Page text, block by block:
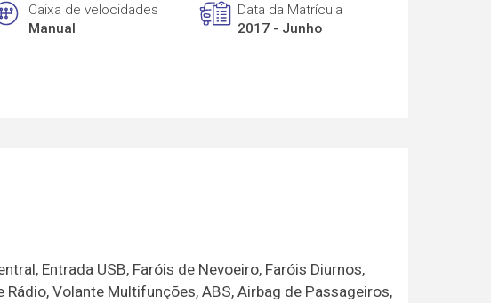
Caixa de velocidades
Manual
Data da Matrícula
2017 - Junho
Entrada USB, Faróis de Nevoeiro, Faróis Diurnos,
Volante Multifunções, ABS, Airbag de Passageiros,